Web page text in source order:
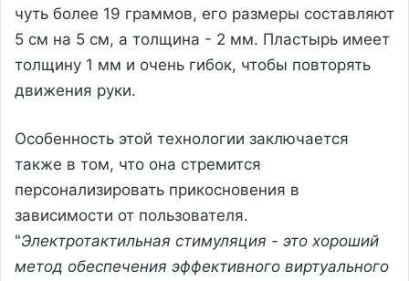
чуть более 19 граммов, его размеры составляют
5 см на 5 см, а толщина - 2 мм. Пластырь имеет
толщину 1 мм и очень гибок, чтобы повторять
движения руки.
Особенность этой технологии заключается
также в том, что она стремится
персонализировать прикосновения в
зависимости от пользователя.
"Электротактильная стимуляция - это хороший
метод обеспечения эффективного виртуального